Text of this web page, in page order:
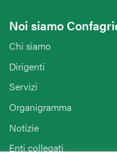
Noi siamo
Chi siamo
Dirigenti
Servizi
Organigramma
Notizie
Enti collegati